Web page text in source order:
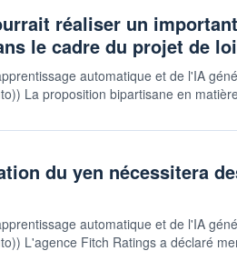
réaliser un
le cadre du projet de
automatique et de l'IA
La proposition bipartisane en
du yen nécessitera
automatique et de l'IA
L'agence Fitch Ratings a déclaré